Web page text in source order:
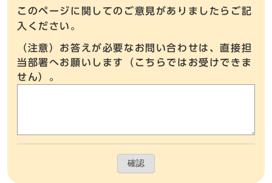
このページに関してのご意見がありましたらご記
入ください。
（注意）お答えが必要なお問い合わせは、直接担
当部署へお願いします（こちらではお受けできま
せん）。
確認